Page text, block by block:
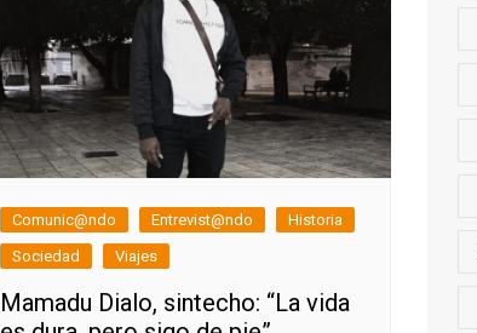
Comunic@ndo Entrevist@ndo
Historia
Sociedad
Viajes
Mamadu Dialo, sintecho: “La vida